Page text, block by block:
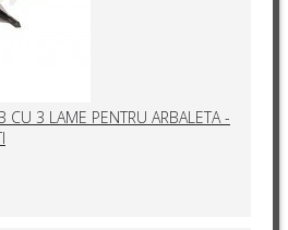
CU 3 LAME PENTRU ARBALETA -